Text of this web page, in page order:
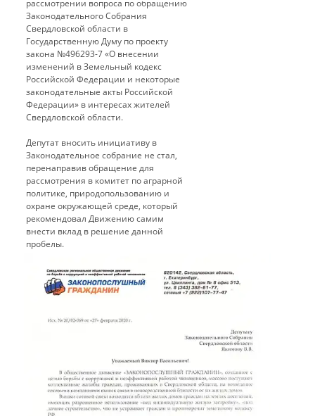
рассмотрении вопроса по обращению
Законодательного Собрания
Свердловской области в
Государственную Думу по проекту
закона №496293-7 «О внесении
изменений в Земельный кодекс
Российской Федерации и некоторые
законодательные акты Российской
Федерации» в интересах жителей
Свердловской области.
Депутат вносить инициативу в
Законодательное собрание не стал,
перенаправив обращение для
рассмотрения в комитет по аграрной
политике, природопользованию и
охране окружающей среде, который
рекомендовал Движению самим
внести вклад в решение данной
пробелы.